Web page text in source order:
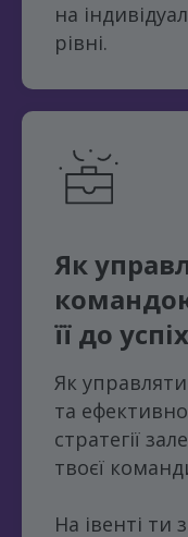
на
рівні.
Як
її до
Як
та
стратегії
твоєї
На івенті ти